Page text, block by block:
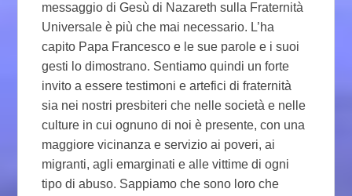
messaggio di Gesù di Nazareth sulla Fraternità
Universale è più che mai necessario. L’ha
capito Papa Francesco e le sue parole e i suoi
gesti lo dimostrano. Sentiamo quindi un forte
invito a essere testimoni e artefici di fraternità
sia nei nostri presbiteri che nelle società e nelle
culture in cui ognuno di noi è presente, con una
maggiore vicinanza e servizio ai poveri, ai
migranti, agli emarginati e alle vittime di ogni
tipo di abuso. Sappiamo che sono loro che